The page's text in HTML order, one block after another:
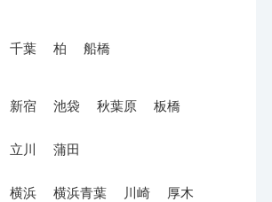
千葉 柏 船橋
新宿 池袋 秋葉原 板橋
立川 蒲田
横浜 横浜青葉 川崎 厚木